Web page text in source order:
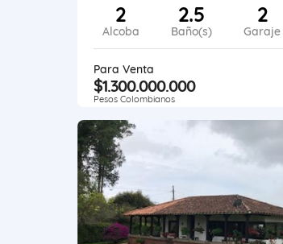
2
Alcoba
2.5
Baño(s)
2
Garaje
Para Venta
$1.300.000.000
Pesos Colombianos